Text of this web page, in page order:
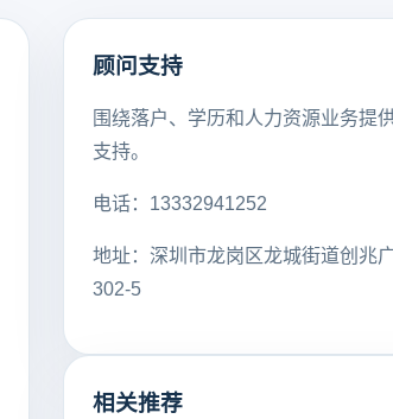
顾问支持
围绕落户、学历和人力资源业务提
支持。
电话：13332941252
地址：深圳市龙岗区龙城街道创兆
302-5
相关推荐